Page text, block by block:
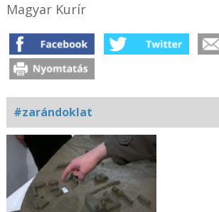
Magyar Kurír
#zarándoklat
Kapcsolódó
fotógaléria